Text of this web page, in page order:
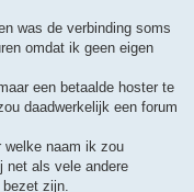
was de verbinding soms
omdat ik geen eigen
een betaalde hoster te
daadwerkelijk een forum
welke naam ik zou
net als vele andere
zijn.